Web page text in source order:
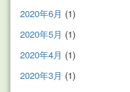
2020年6月 (1)
2020年5月 (1)
2020年4月 (1)
2020年3月 (1)